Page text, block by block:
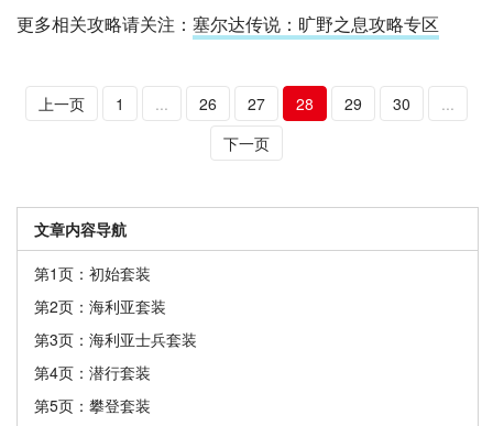
更多相关攻略请关注： 塞尔达传说：旷野之息攻略专区
上一页 1 ... 26 27 28 29 30
...
下一页
文章内容导航
第1页：初始套装
第2页：海利亚套装
第3页：海利亚士兵套装
第4页：潜行套装
第5页：攀登套装